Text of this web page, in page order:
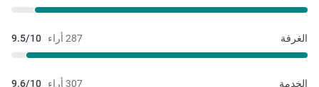
287 أراء 9.5/10 الغرفة
307 أراء 9.6/10 الخدمة